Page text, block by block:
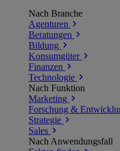
Nach Branche
Agenturen
Beratungen
Bildung
Konsumgüter
Finanzen
Technologie
Nach Funktion
Marketing
Forschung &
Strategie
Sales
Nach Anwendungsfall